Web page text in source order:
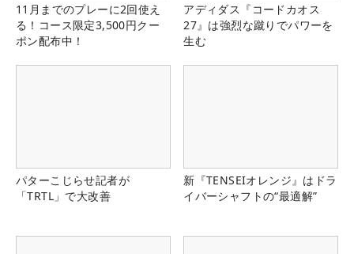
11月までのプレーに2回使え
る！コース限定3,500円クー
ポン配布中！
アディダス『コードカオス
27』は強烈な蹴りでパワーを
生む
パターこじらせ記者が
「TRTL」で大改善
新『TENSEIオレンジ』はドラ
イバーシャフトの“最適解”